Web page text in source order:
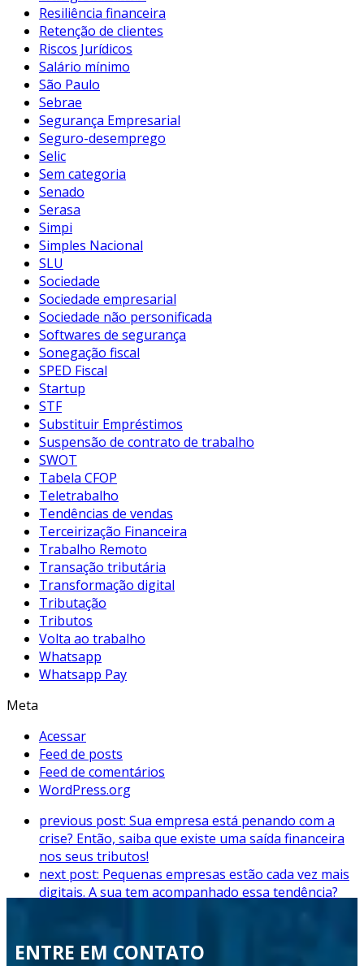
Resiliência financeira
Retenção de clientes
Riscos Jurídicos
Salário mínimo
São Paulo
Sebrae
Segurança Empresarial
Seguro-desemprego
Selic
Sem categoria
Senado
Serasa
Simpi
Simples Nacional
SLU
Sociedade
Sociedade empresarial
Sociedade não personificada
Softwares de segurança
Sonegação fiscal
SPED Fiscal
Startup
STF
Substituir Empréstimos
Suspensão de contrato de trabalho
SWOT
Tabela CFOP
Teletrabalho
Tendências de vendas
Terceirização Financeira
Trabalho Remoto
Transação tributária
Transformação digital
Tributação
Tributos
Volta ao trabalho
Whatsapp
Whatsapp Pay
Meta
Acessar
Feed de posts
Feed de comentários
WordPress.org
previous post: Sua empresa está penando com a
crise? Então, saiba que existe uma saída financeira
nos seus tributos!
next post: Pequenas empresas estão cada vez mais
digitais. A sua tem acompanhado essa tendência?
ENTRE EM CONTATO